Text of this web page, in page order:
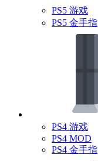
PS5 游戏
PS5 金手指
PS4 游戏
PS4 MOD
PS4 金手指